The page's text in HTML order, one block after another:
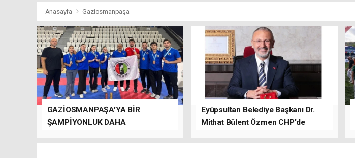
Anasayfa Gaziosmanpaşa
GAZİOSMANPAŞA'YA BİR
ŞAMPİYONLUK DAHA
Eyüpsultan Belediye Başkanı Dr.
Mithat Bülent Özmen CHP'de